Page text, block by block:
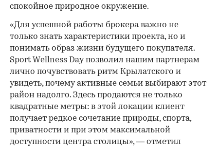
спокойное природное окружение.
«Для успешной работы брокера важно не
только знать характеристики проекта, но и
понимать образ жизни будущего покупателя.
Sport Wellness Day позволил нашим партнерам
лично почувствовать ритм Крылатского и
увидеть, почему активные семьи выбирают этот
район надолго. Здесь продаются не только
квадратные метры: в этой локации клиент
получает редкое сочетание природы, спорта,
приватности и при этом максимальной
доступности центра столицы», — отметил